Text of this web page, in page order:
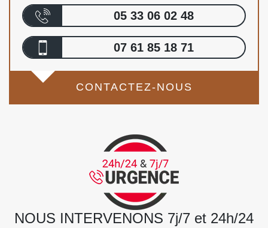
05 33 06 02 48
07 61 85 18 71
CONTACTEZ-NOUS
NOUS INTERVENONS 7j/7 et 24h/24